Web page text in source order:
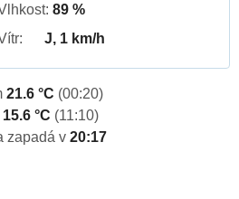
89 %
J, 1 km/h
21.6 °C (00:20)
15.6 °C (11:10)
zapadá v 20:17